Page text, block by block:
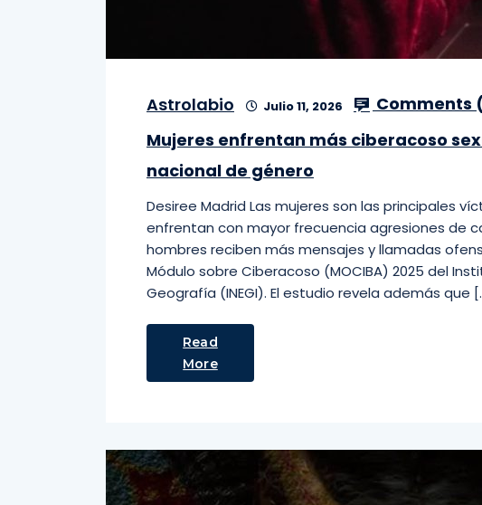
Astrolabio Julio 11, 2026 Comments
Mujeres enfrentan más ciberacoso
nacional de género
Desiree Madrid Las mujeres son las principales
enfrentan con mayor frecuencia agresiones de
hombres reciben más mensajes y llamadas
Módulo sobre Ciberacoso (MOCIBA) 2025 del
Geografía (INEGI). El estudio revela además que
Read
More